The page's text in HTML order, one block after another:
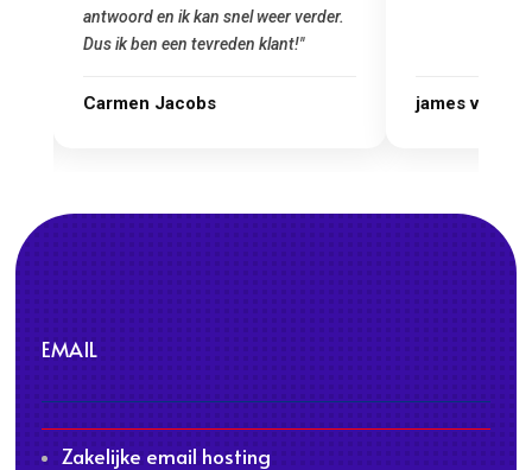
snel weer verder.
tevreden klant!"
EMAIL
Zakelijke email hosting